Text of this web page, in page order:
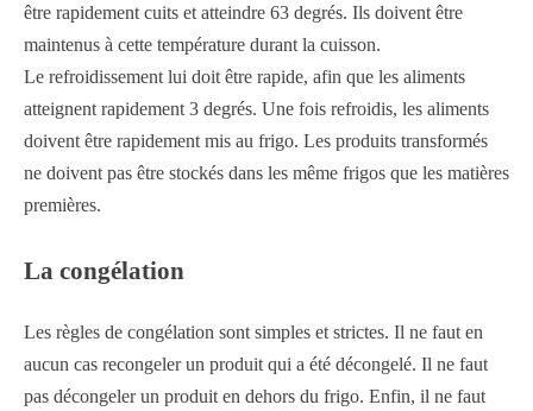
être rapidement cuits et atteindre 63 degrés. Ils doivent être
maintenus à cette température durant la cuisson.
Le refroidissement lui doit être rapide, afin que les aliments
atteignent rapidement 3 degrés. Une fois refroidis, les aliments
doivent être rapidement mis au frigo. Les produits transformés
ne doivent pas être stockés dans les même frigos que les matières
premières.
La congélation
Les règles de congélation sont simples et strictes. Il ne faut en
aucun cas recongeler un produit qui a été décongelé. Il ne faut
pas décongeler un produit en dehors du frigo. Enfin, il ne faut